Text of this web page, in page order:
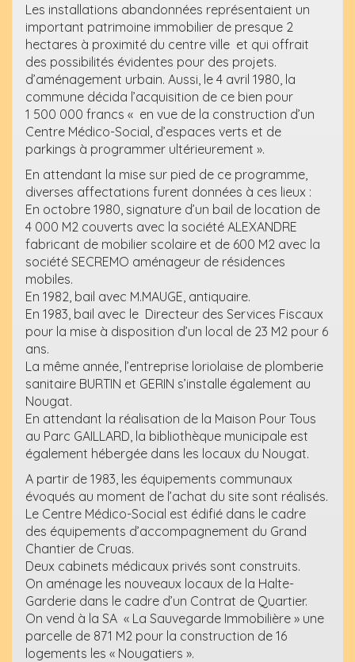
Les installations abandonnées représentaient un
important patrimoine immobilier de presque 2
hectares à proximité du centre ville et qui offrait
des possibilités évidentes pour des projets.
d’aménagement urbain. Aussi, le 4 avril 1980, la
commune décida l’acquisition de ce bien pour
1 500 000 francs « en vue de la construction d’un
Centre Médico-Social, d’espaces verts et de
parkings à programmer ultérieurement ».
En attendant la mise sur pied de ce programme,
diverses affectations furent données à ces lieux :
En octobre 1980, signature d’un bail de location de
4 000 M2 couverts avec la société ALEXANDRE
fabricant de mobilier scolaire et de 600 M2 avec la
société SECREMO aménageur de résidences
mobiles.
En 1982, bail avec M.MAUGE, antiquaire.
En 1983, bail avec le Directeur des Services Fiscaux
pour la mise à disposition d’un local de 23 M2 pour 6
ans.
La même année, l’entreprise loriolaise de plomberie
sanitaire BURTIN et GERIN s’installe également au
Nougat.
En attendant la réalisation de la Maison Pour Tous
au Parc GAILLARD, la bibliothèque municipale est
également hébergée dans les locaux du Nougat.
A partir de 1983, les équipements communaux
évoqués au moment de l’achat du site sont réalisés.
Le Centre Médico-Social est édifié dans le cadre
des équipements d’accompagnement du Grand
Chantier de Cruas.
Deux cabinets médicaux privés sont construits.
On aménage les nouveaux locaux de la Halte-
Garderie dans le cadre d’un Contrat de Quartier.
On vend à la SA « La Sauvegarde Immobilière » une
parcelle de 871 M2 pour la construction de 16
logements les « Nougatiers ».